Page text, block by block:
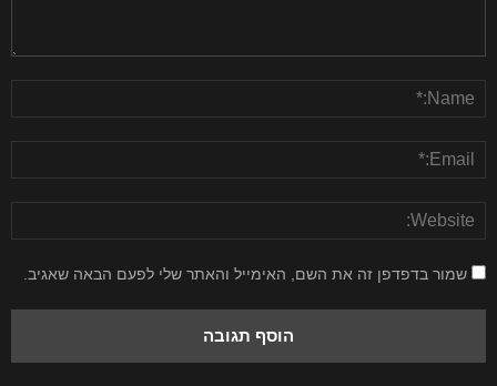
שמור בדפדפן זה את השם, האימייל והאתר שלי לפעם הבאה שאגיב.